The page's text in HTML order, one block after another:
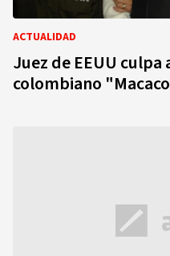
ACTUALIDAD
Juez de EEUU
colombiano